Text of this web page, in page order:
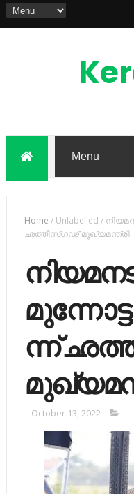
Feed
Home /Unlabelled /
ഛത്തീസ്​ഗഢ് മുഖ്യമന്ത്രി
ന്ന്
October 13, 2022